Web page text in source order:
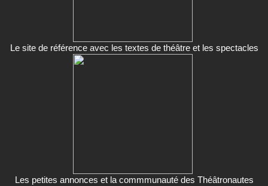
Le site de référence avec les textes de théâtre et les spectacles
Les petites annonces et la commmunauté des Théâtronautes